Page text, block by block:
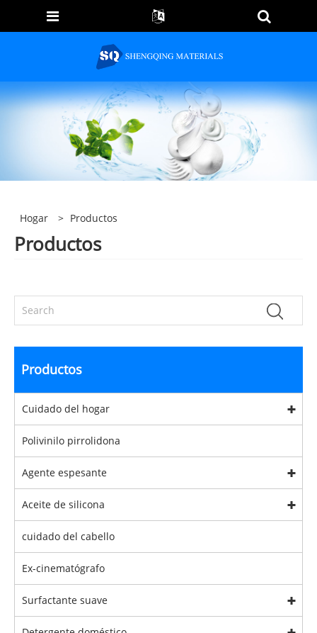
Hogar > Productos
Productos
Productos
Cuidado del hogar
Polivinilo pirrolidona
Agente espesante
Aceite de silicona
cuidado del cabello
Ex-cinematógrafo
Surfactante suave